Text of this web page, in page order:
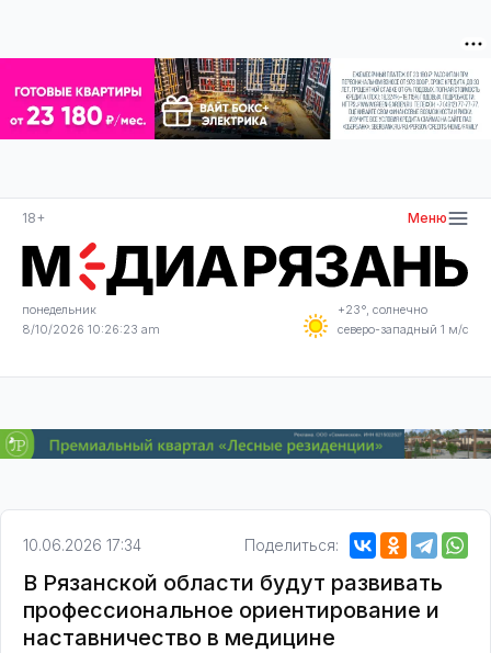
18+ Меню
понедельник
8/10/2026 10:26:24 am
+23°, солнечно
северо-западный 1 м/с
10.06.2026 17:34 Поделиться:
В Рязанской области будут развивать
профессиональное ориентирование и
наставничество в медицине